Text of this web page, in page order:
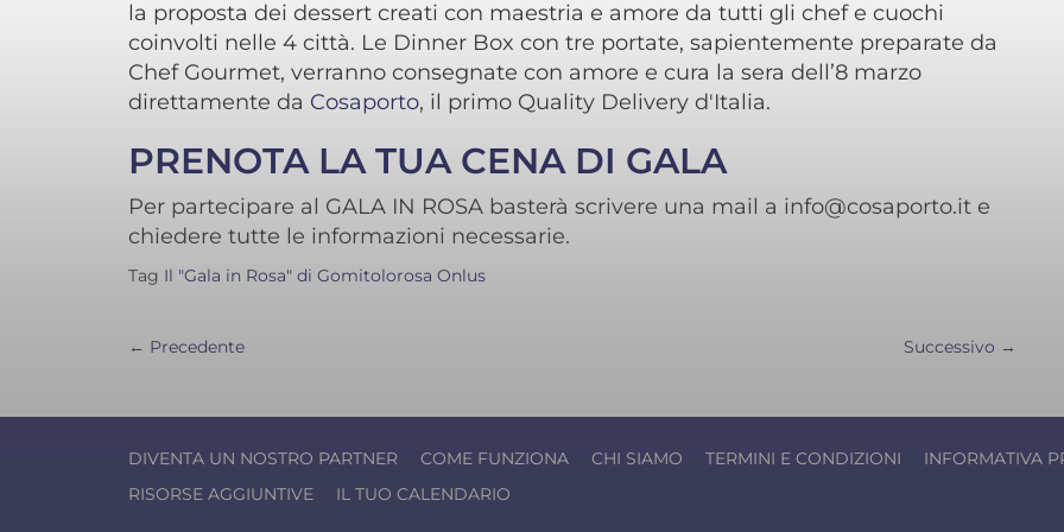
la proposta dei dessert creati con maestria e amore da tutti gli chef e cuochi
coinvolti nelle 4 città. Le Dinner Box con tre portate, sapientemente preparate da
Chef Gourmet, verranno consegnate con amore e cura la sera dell’8 marzo
direttamente da Cosaporto, il primo Quality Delivery d'Italia.
PRENOTA LA TUA CENA DI GALA
Per partecipare al GALA IN ROSA basterà scrivere una mail a info@cosaporto.it e
chiedere tutte le informazioni necessarie.
Tag Il "Gala in Rosa" di Gomitolorosa Onlus
NAVIGAZIONE
← Precedente Successivo →
DIVENTA UN NOSTRO PARTNER COME FUNZIONA CHI SIAMO TERMINI E CONDIZIONI INFORMATIVA
RISORSE AGGIUNTIVE
IL TUO CALENDARIO